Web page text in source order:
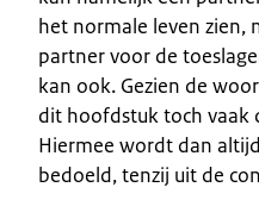
het normale leven zien,
partner voor de
kan ook. Gezien de
dit hoofdstuk toch vaak
Hiermee wordt dan
bedoeld, tenzij uit de